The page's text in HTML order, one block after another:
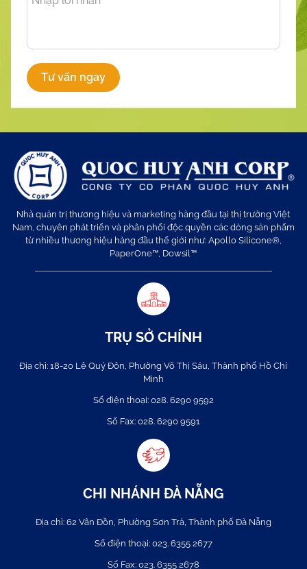
Tư vấn ngay
Nhà quản trị thương hiệu và marketing hàng đầu tại thị trường Việt
Nam, chuyên phát triển và phân phối độc quyền các dòng sản phẩm
từ nhiều thương hiệu hàng đầu thế giới như: Apollo Silicone®,
PaperOne™, Dowsil™
TRỤ SỞ CHÍNH
Địa chỉ:18-20 Lê Quý Đôn, Phường Võ Thị Sáu, Thành phố Hồ Chí
Minh
Số điện thoại: 028. 6290 9592
Số Fax: 028. 6290 9591
CHI NHÁNH ĐÀ NẴNG
Địa chỉ: 62 Vân Đồn, Phường Sơn Trà, Thành phố Đà Nẵng
Số điện thoại: 023. 6355 2677
Số Fax: 023. 6355 2678